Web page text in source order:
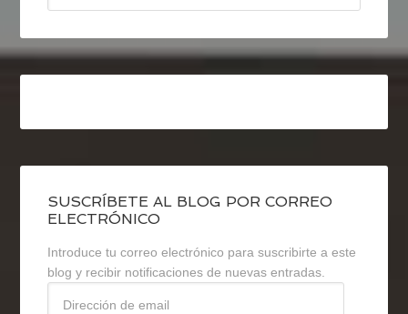
SUSCRÍBETE AL BLOG POR CORREO
ELECTRÓNICO
Introduce tu correo electrónico para suscribirte a este
blog y recibir notificaciones de nuevas entradas.